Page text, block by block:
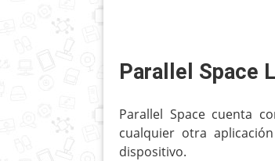
Parallel Space
Parallel Space cuenta
cualquier otra
dispositivo.